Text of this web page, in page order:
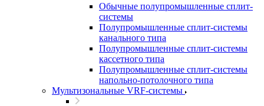
Обычные полупромышленные сплит-
системы
Полупромышленные сплит-системы
канального типа
Полупромышленные сплит-системы
кассетного типа
Полупромышленные сплит-системы
напольно-потолочного типа
Мультизональные VRF-системы